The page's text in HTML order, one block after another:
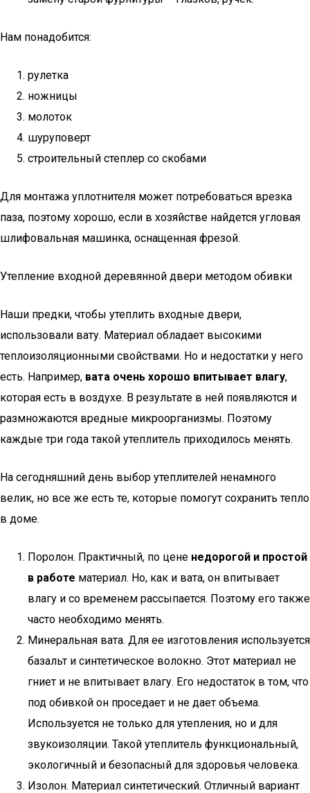
Нам понадобится:
рулетка
ножницы
молоток
шуруповерт
строительный степлер со скобами
Для монтажа уплотнителя может потребоваться врезка
паза, поэтому хорошо, если в хозяйстве найдется угловая
шлифовальная машинка, оснащенная фрезой.
Утепление входной деревянной двери методом обивки
Наши предки, чтобы утеплить входные двери,
использовали вату. Материал обладает высокими
теплоизоляционными свойствами. Но и недостатки у него
есть. Например, вата очень хорошо впитывает влагу,
которая есть в воздухе. В результате в ней появляются и
размножаются вредные микроорганизмы. Поэтому
каждые три года такой утеплитель приходилось менять.
На сегодняшний день выбор утеплителей ненамного
велик, но все же есть те, которые помогут сохранить тепло
в доме.
Поролон. Практичный, по цене недорогой и простой
в работе материал. Но, как и вата, он впитывает
влагу и со временем рассыпается. Поэтому его также
часто необходимо менять.
Минеральная вата. Для ее изготовления используется
базальт и синтетическое волокно. Этот материал не
гниет и не впитывает влагу. Его недостаток в том, что
под обивкой он проседает и не дает объема.
Используется не только для утепления, но и для
звукоизоляции. Такой утеплитель функциональный,
экологичный и безопасный для здоровья человека.
Изолон. Материал синтетический. Отличный вариант